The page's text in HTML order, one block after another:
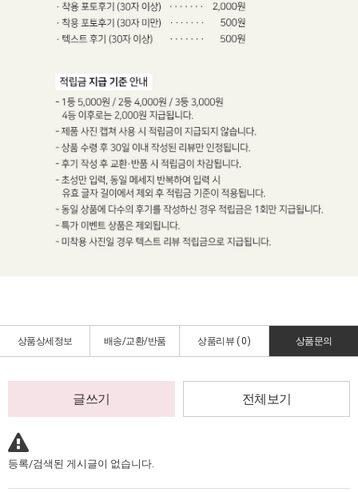
상품상세정보 배송/교환/반품 상품리뷰 ( 0) 상품문의
글쓰기 전체보기
등록/검색된 게시글이 없습니다.